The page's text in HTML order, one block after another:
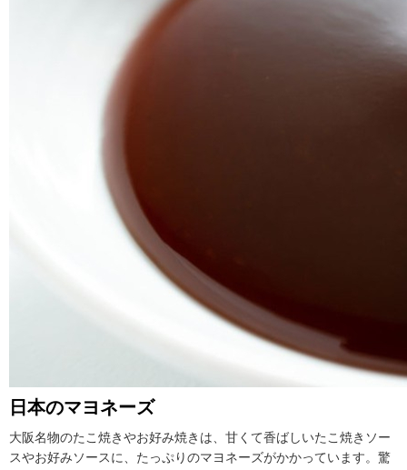
日本のマヨネーズ
大阪名物のたこ焼きやお好み焼きは、甘くて香ばしいたこ焼きソー
スやお好みソースに、たっぷりのマヨネーズがかかっています。驚